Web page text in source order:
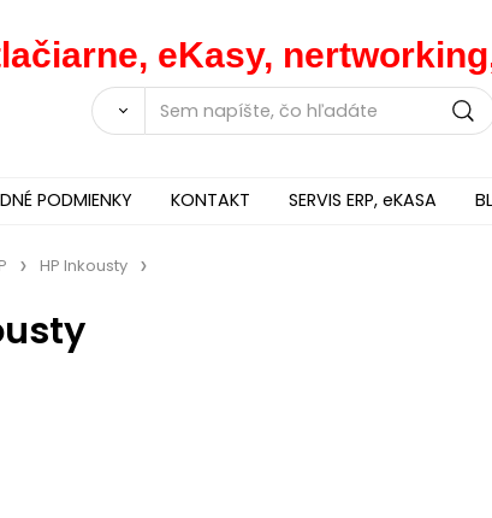
eKasy,
PODMIENKY KONTAKT SERVIS ERP, eKASA
HP Inkousty